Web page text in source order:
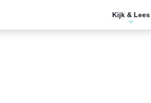
Kijk & Lees